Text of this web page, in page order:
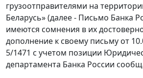
грузоотправителями на
Беларусь» (далее - Письмо Банка
имеются сомнения в их
дополнение к своему письму от
5/1471 с учетом позиции
департамента Банка России